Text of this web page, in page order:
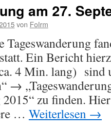
am 27.
von FoIrm
Tageswanderung
Ein Bericht
4 Min. lang) sind
→
2015“ zu finden.
… Weiterlesen →